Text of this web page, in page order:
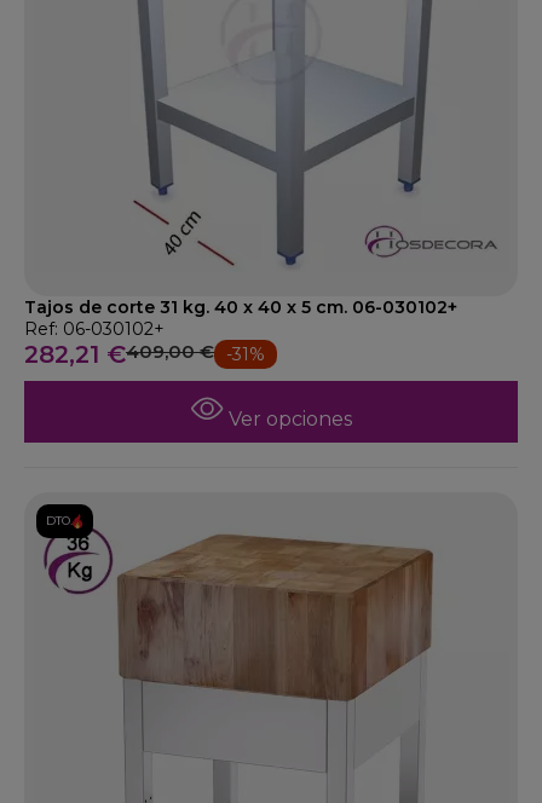
Tajos de corte 31 kg. 40 x 40 x 5 cm. 06-030102+
Ref: 06-030102+
282,21 €409,00 € -31%
Ver opciones
DTO.